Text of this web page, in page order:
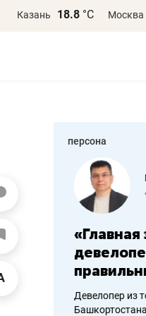
Казань 18.8 °С Москва
персона
«Главная
Девелопер из
Башкортостана